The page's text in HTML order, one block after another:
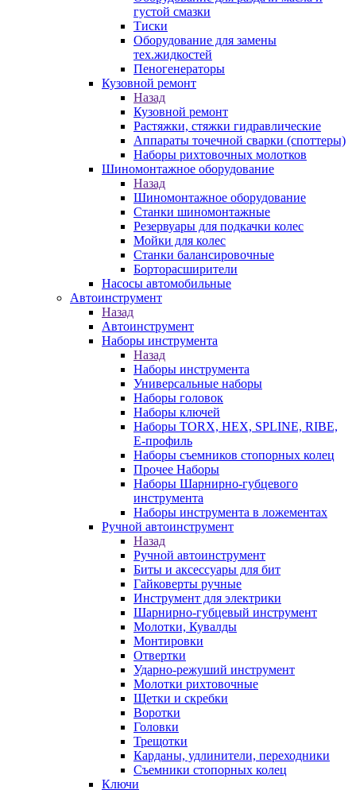
густой смазки
Тиски
Оборудование для замены
тех.жидкостей
Пеногенераторы
Кузовной ремонт
Назад
Кузовной ремонт
Растяжки, стяжки гидравлические
Аппараты точечной сварки (споттеры)
Наборы рихтовочных молотков
Шиномонтажное оборудование
Назад
Шиномонтажное оборудование
Станки шиномонтажные
Резервуары для подкачки колес
Мойки для колес
Станки балансировочные
Борторасширители
Насосы автомобильные
Автоинструмент
Назад
Автоинструмент
Наборы инструмента
Назад
Наборы инструмента
Универсальные наборы
Наборы головок
Наборы ключей
Наборы TORX, HEX, SPLINE, RIBE,
E-профиль
Наборы съемников стопорных колец
Прочее Наборы
Наборы Шарнирно-губцевого
инструмента
Наборы инструмента в ложементах
Ручной автоинструмент
Назад
Ручной автоинструмент
Биты и аксессуары для бит
Гайковерты ручные
Инструмент для электрики
Шарнирно-губцевый инструмент
Молотки, Кувалды
Монтировки
Отвертки
Ударно-режуший инструмент
Молотки рихтовочные
Щетки и скребки
Воротки
Головки
Трещотки
Карданы, удлинители, переходники
Съемники стопорных колец
Ключи